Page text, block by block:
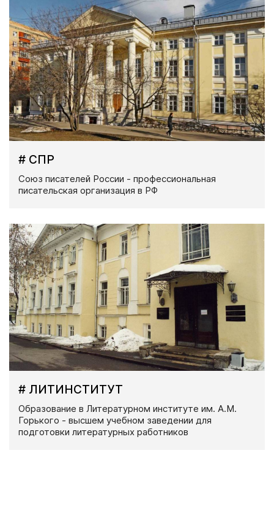
# СПР
Союз писателей России - профессиональная
писательская организация в РФ
# ЛИТИНСТИТУТ
Образование в Литературном институте им. А.М.
Горького - высшем учебном заведении для
подготовки литературных работников